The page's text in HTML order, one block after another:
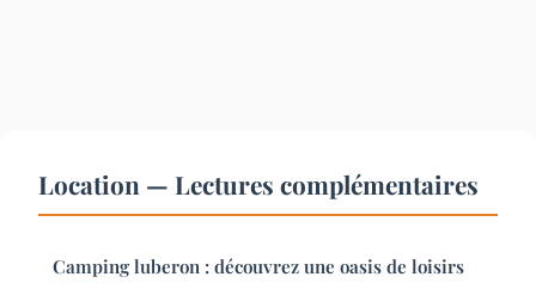
Location — Lectures complémentaires
Camping luberon : découvrez une oasis de loisirs